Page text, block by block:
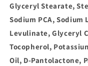
Glyceryl Stearate,
Sodium PCA,
Levulinate, Glyceryl
Tocopherol,
Oil, D-Pantolactone,